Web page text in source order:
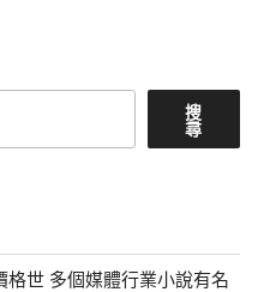
搜
尋
世 多個媒體行業小說有名